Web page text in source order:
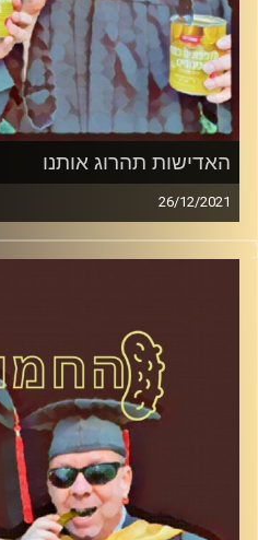
האדישות תהרוג אותנו
26/12/2021
המערכת הפוליטית על ספת
דוד ופרופסור גלעד הירשברגר